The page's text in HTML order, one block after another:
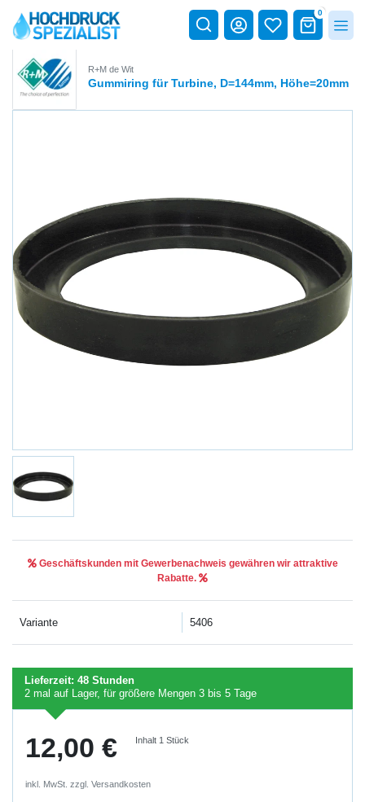
0
R+M de Wit
Gummiring für Turbine, D=144mm, Höhe=20mm
Geschäftskunden mit Gewerbenachweis gewähren wir attraktive
Rabatte.
Variante 5406
Lieferzeit: 48 Stunden
2 mal auf Lager, für größere Mengen 3 bis 5 Tage
12,00 € Inhalt 1Stück
inkl. MwSt. zzgl. Versandkosten